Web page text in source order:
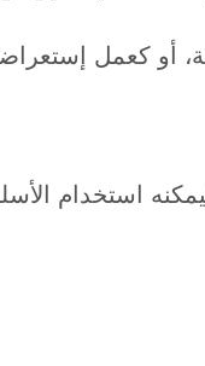
كعمل
استخدام